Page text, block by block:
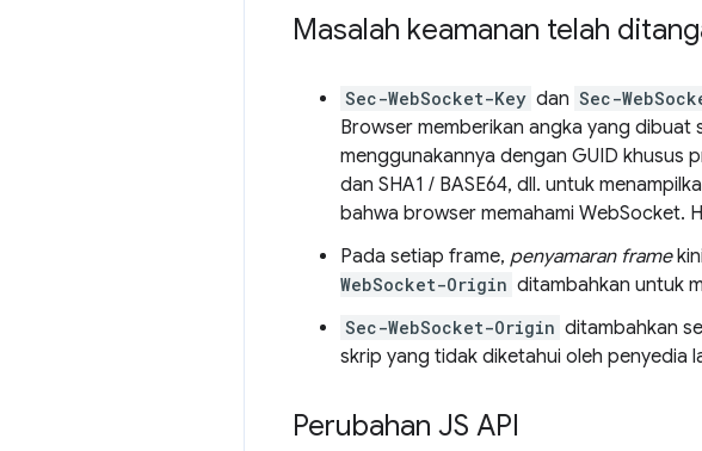
Masalah keamanan telah
Sec-WebSocket-Key dan Sec-
Browser memberikan angka yang dibuat
menggunakannya dengan GUID khusus
dan SHA1 / BASE64, dll. untuk
bahwa browser memahami WebSocket.
Pada setiap frame, penyamaran frame
WebSocket-Origin ditambahkan untuk
Sec-WebSocket-Origin ditambahkan
skrip yang tidak diketahui oleh penyedia
Perubahan JS API